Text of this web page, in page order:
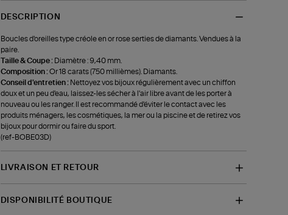
DESCRIPTION
Boucles d'oreilles type créole en or rose serties de diamants. Vendues à la
paire.
Taille & Coupe : Diamètre : 9,40 mm.
Composition :Or 18 carats (750 millièmes). Diamants.
Conseil d'entretien : Nettoyez vos bijoux régulièrement avec un chiffon
doux et un peu d'eau, laissez-les sécher à l'air libre avant de les porter à
nouveau ou les ranger. Il est recommandé d'éviter le contact avec les
produits ménagers, les cosmétiques, la mer ou la piscine et de retirez vos
bijoux pour dormir ou faire du sport.
(ref-BOBE03D)
LIVRAISON ET RETOUR
DISPONIBILITÉ BOUTIQUE